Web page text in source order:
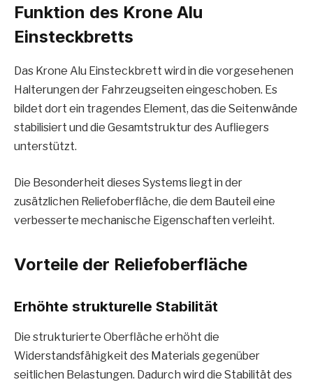
Funktion des Krone Alu
Einsteckbretts
Das Krone Alu Einsteckbrett wird in die vorgesehenen
Halterungen der Fahrzeugseiten eingeschoben. Es
bildet dort ein tragendes Element, das die Seitenwände
stabilisiert und die Gesamtstruktur des Aufliegers
unterstützt.
Die Besonderheit dieses Systems liegt in der
zusätzlichen Reliefoberfläche, die dem Bauteil eine
verbesserte mechanische Eigenschaften verleiht.
Vorteile der Reliefoberfläche
Erhöhte strukturelle Stabilität
Die strukturierte Oberfläche erhöht die
Widerstandsfähigkeit des Materials gegenüber
seitlichen Belastungen. Dadurch wird die Stabilität des